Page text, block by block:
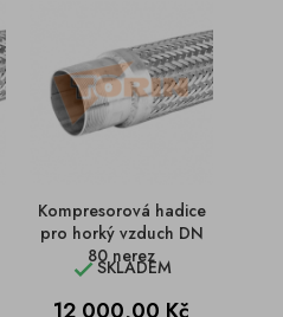
Kompresorová hadice
pro horký vzduch DN
80 nerez
SKLADEM
Cena